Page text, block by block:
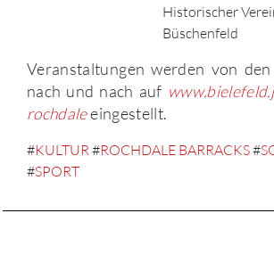
Historischer
Büschenfeld
Veranstaltungen werden von
nach und nach auf
rochdaleeingestellt.
#KULTUR #ROCHDALE BARRACKS#
#SPORT